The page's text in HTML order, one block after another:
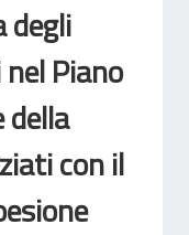
degli
Piano
della
con il